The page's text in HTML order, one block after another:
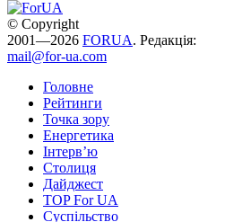
© Copyright
2001—2026 FORUA. Редакція:
mail@for-ua.com
Головне
Рейтинги
Точка зору
Енергетика
Інтерв’ю
Столиця
Дайджест
TOP For UA
Суспiльство